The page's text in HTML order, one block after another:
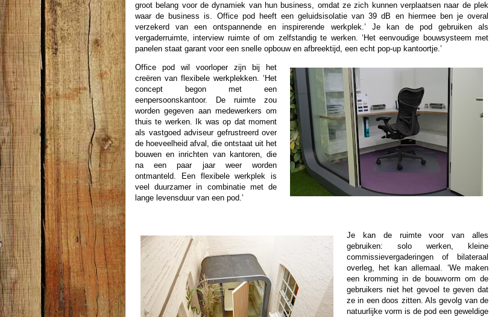
groot belang voor de dynamiek van hun business, omdat ze zich kunnen verplaatsen naar de plek
waar de business is. Office pod heeft een geluidsisolatie van 39 dB en hiermee ben je overal
verzekerd van een ontspannende en inspirerende werkplek.’ Je kan de pod gebruiken als
vergaderruimte, interview ruimte of om zelfstandig te werken. ‘Het eenvoudige bouwsysteem met
panelen staat garant voor een snelle opbouw en afbreektijd, een echt pop-up kantoortje.’
Office pod wil voorloper zijn bij het
creëren van flexibele werkplekken. ‘Het
concept begon met een
eenpersoonskantoor. De ruimte zou
worden gegeven aan medewerkers om
thuis te werken. Ik was op dat moment
als vastgoed adviseur gefrustreerd over
de hoeveelheid afval, die ontstaat ​​uit het
bouwen en inrichten van kantoren, die
na een paar jaar weer worden
ontmanteld. Een flexibele werkplek is
veel duurzamer in combinatie met de
lange levensduur van een pod.’
Je kan de ruimte voor van alles
gebruiken: solo werken, kleine
commissievergaderingen of bilateraal
overleg, het kan allemaal. ‘We maken
een kromming in de bouwvorm om de
gebruikers niet het gevoel te geven dat
ze in een doos zitten. Als gevolg van de
natuurlijke vorm is de pod een geweldige